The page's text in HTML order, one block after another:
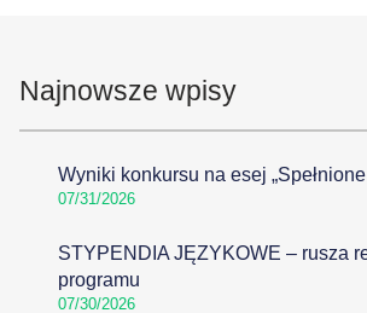
Najnowsze wpisy
Wyniki konkursu na esej
07/31/2026
STYPENDIA JĘZYKOWE – rusza
programu
07/30/2026